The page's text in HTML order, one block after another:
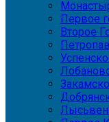
Первое
Второе